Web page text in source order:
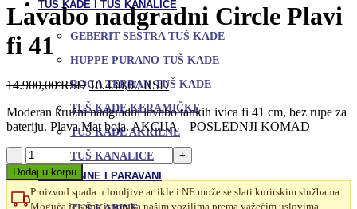
TUŠ KADE I TUŠ KANALICE
GEBERIT SESTRA TUŠ KADE
HUPPE PURANO TUŠ KADE
ROCA TERRAN TUŠ KADE
TUŠ KADE KERAMIČKE
TUŠ KADE AKRILNE
TUŠ KANALICE
TUŠ KABINE I PARAVANI
Lavabo nadgradni Circle Plavi
fi 41
14.900,00RSDOriginalna
cena
je
bila:
14.900,00 RSD.
10.430,00RSDTrenutna
cena
je:
10.430,00 RSD.
Moderan kružni nadgradni lavabo tankih ivica fi 41 cm, bez rupe za
bateriju. Plava Mat boja. AKCIJA – POSLEDNJI KOMAD
Lavabo
nadgradni
Circle
Plavi
Dodaj u korpu
Proizvod spada u lomljive artikle i NE može se slati kurirskim službama.
Moguća je samo isporuka našim vozilima prema važećim uslovima.